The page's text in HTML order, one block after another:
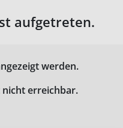
aufgetreten.
werden.
nicht erreichbar.